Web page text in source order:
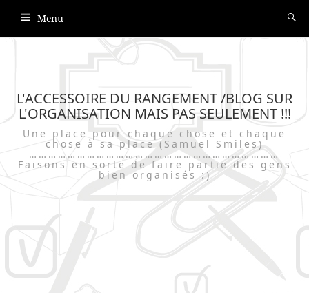
Menu
L'ACCESSOIRE DU RANGEMENT /BLOG SUR
L'ORGANISATION MAIS PAS SEULEMENT !!!
Une place pour chaque chose et chaque
chose à sa place (Samuel Smiles)
……………………………………………………………………
Faisons en sorte de faire partie des gens
bien organisés :)